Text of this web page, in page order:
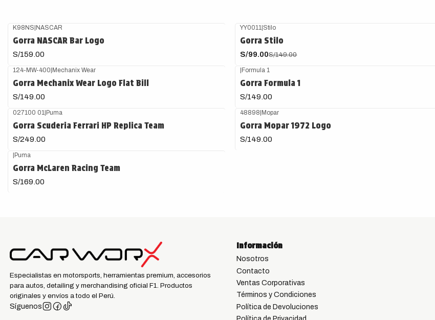
K98NS|NASCAR
Gorra NASCAR Bar Logo
S/159.00
YY0011 |Stilo
Gorra Stilo
S/99.00S/149.00
124-MW-400|Mechanix Wear
Gorra Mechanix Wear Logo Flat Bill
S/149.00
|Formula 1
Gorra Formula 1
S/149.00
027100 01 |Puma
Gorra Scuderia Ferrari HP Replica Team
S/249.00
48898|Mopar
Gorra Mopar 1972 Logo
S/149.00
|Puma
Gorra McLaren Racing Team
S/169.00
Especialistas en motorsports, herramientas premium, accesorios
para autos, detailing y merchandising oficial F1. Productos
originales y envíos a todo el Perú.
Síguenos
Información
Nosotros
Contacto
Ventas Corporativas
Términos y Condiciones
Política de Devoluciones